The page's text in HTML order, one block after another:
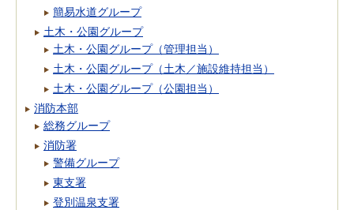
簡易水道グループ
土木・公園グループ
土木・公園グループ（管理担当）
土木・公園グループ（土木／施設維持担当）
土木・公園グループ（公園担当）
消防本部
総務グループ
消防署
警備グループ
東支署
登別温泉支署